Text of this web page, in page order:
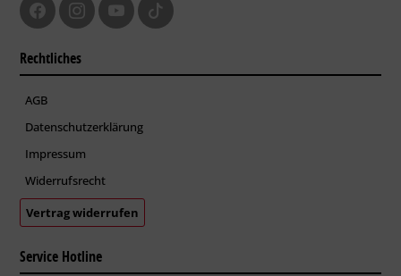
Rechtliches
AGB
Datenschutzerklärung
Impressum
Widerrufsrecht
Vertrag widerrufen
Service Hotline